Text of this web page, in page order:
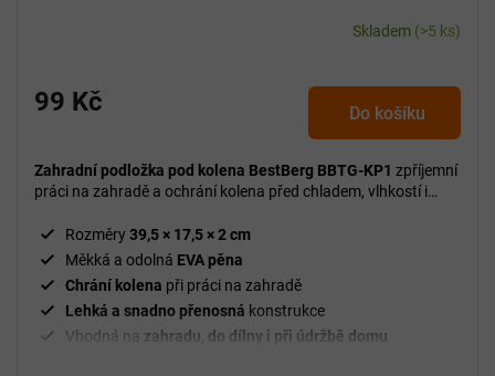
Skladem (>5 ks)
99 Kč Do košíku
Zahradní podložka pod kolena BestBerg BBTG-KP1 zpříjemní
práci na zahradě a ochrání kolena před chladem, vlhkostí i
Rozměry39,5 × 17,5 × 2 cm
Měkká a odolná EVA pěna
Chrání kolena při práci na zahradě
Lehká a snadno přenosná konstrukce
Vhodná na zahradu, do dílny i při údržbě domu